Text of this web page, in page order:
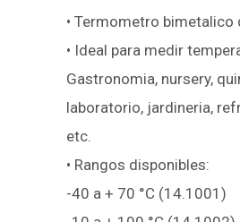
• Termometro bimetalico
• Ideal para medir
Gastronomia, nursery,
laboratorio, jardineria,
etc.
• Rangos disponibles:
-40 a + 70 °C (14.1001)